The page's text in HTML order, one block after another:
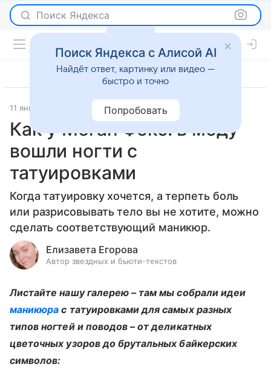
Поиск Яндекса
11 января 2024 Красота
Как у Меган Фокс: в моду
вошли ногти с
татуировками
Когда татуировку хочется, а терпеть боль
или разрисовывать тело вы не хотите, можно
сделать соответствующий маникюр.
Елизавета Егорова
Автор звездных и бьюти-текстов
Листайте нашу галерею – там мы собрали идеи
маникюра с татуировками для самых разных
типов ногтей и поводов – от деликатных
цветочных узоров до брутальных байкерских
символов:
Поиск Яндекса с Алисой AI
Найдёт ответ, картинку или видео —
быстро и точно
Попробовать